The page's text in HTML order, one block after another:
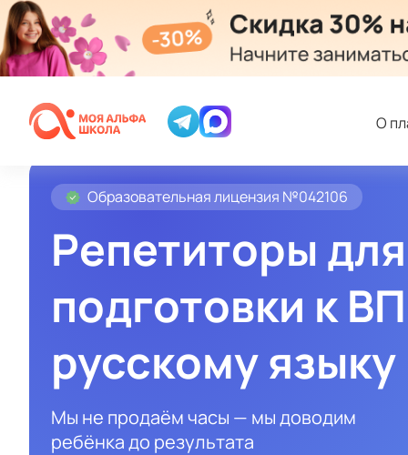
О
Образовательная лицензия №042106
Репетиторы для
подготовки к
русскому языку
Мы не продаём часы — мы доводим
ребёнка до результата